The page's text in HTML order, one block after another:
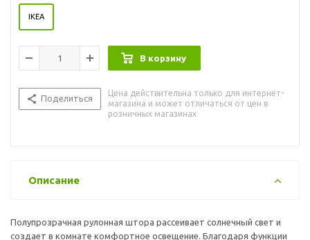
IKEA
В корзину
Поделиться
Цена действительна только для интернет-
магазина и может отличаться от цен в
розничных магазинах
Описание
Полупрозрачная рулонная штора рассеивает солнечный свет и
создает в комнате комфортное освещение. Благодаря функции